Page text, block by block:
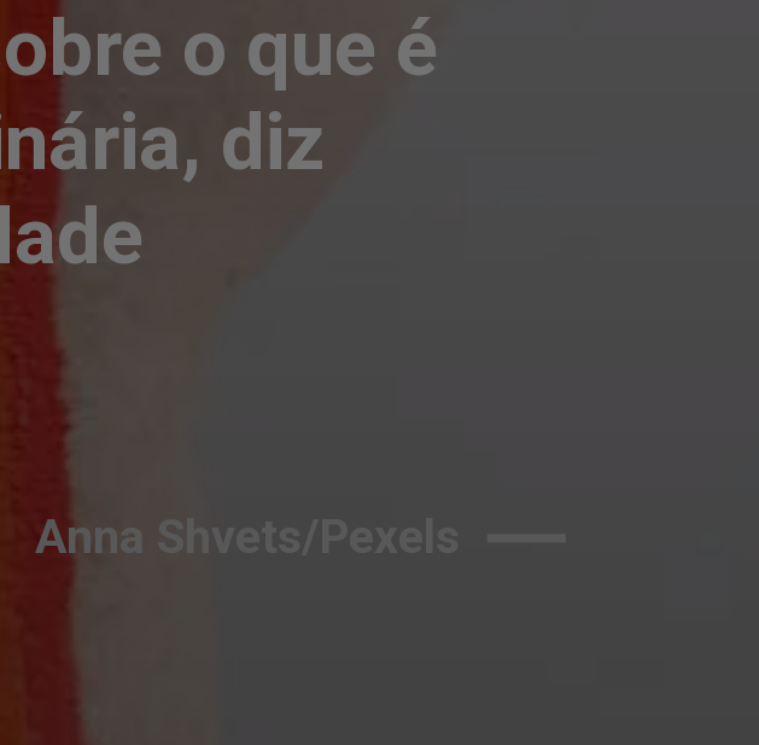
o que é
diz
Anna Shvets/Pexels